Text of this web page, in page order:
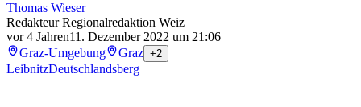
Thomas Wieser
Redakteur Regionalredaktion Weiz
vor 4 Jahren11. Dezember 2022 um 21:06
Graz-Umgebung
Graz +2
LeibnitzDeutschlandsberg